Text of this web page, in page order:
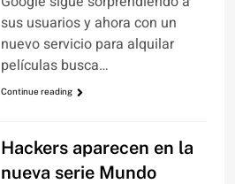
sus usuarios y ahora con un
nuevo servicio para alquilar
películas busca…
Continue reading
Hackers aparecen en la
nueva serie Mundo